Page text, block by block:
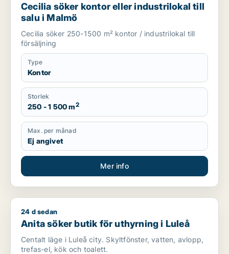
Cecilia söker kontor eller industrilokal till
salu i Malmö
Cecilia söker 250-1500 m² kontor / industrilokal till
försäljning
Type
Kontor
Storlek
250 - 1 500 m2
Max. per månad
Ej angivet
Mer info
Anita söker butik för uthyrning i Luleå
24 d sedan
Anita söker butik för uthyrning i Luleå
Centalt läge i Luleå city. Skyltfönster, vatten, avlopp,
trefas-el, kök och toalett.